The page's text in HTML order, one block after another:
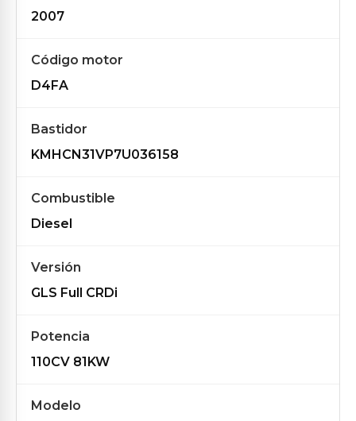
2007
Código motor
D4FA
Bastidor
KMHCN31VP7U036158
Combustible
Diesel
Versión
GLS Full CRDi
Potencia
110CV 81KW
Modelo